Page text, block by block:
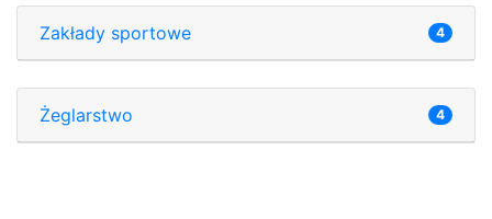
Zakłady sportowe 4
Żeglarstwo 4